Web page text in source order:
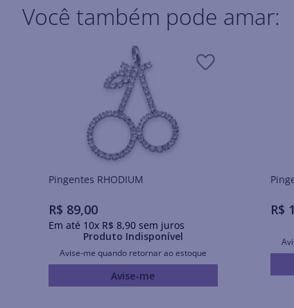
Você também pode amar:
Pingentes RHODIUM
R$ 89,00
Em até 10x R$ 8,90sem juros
Produto Indisponível
Avise-me quando retornar ao estoque
Avise-me
R$